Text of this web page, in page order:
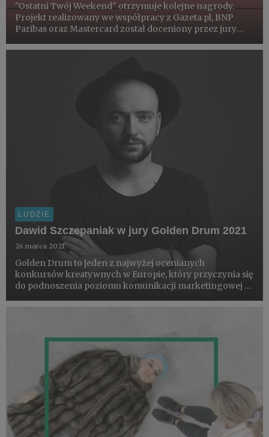
"Ostatni Twój Weekend" otrzymuje kolejne nagrody.
Projekt realizowany we współpracy z Gazeta.pl, BNP
Paribas oraz Mastercard został doceniony przez jury
kategorii Print oraz dwie srebrne nagrody w
LUDZIE
Dawid Szczepaniak w jury Golden Drum 2021
26 marca 2021
Golden Drum to jeden z najwyżej ocenianych
konkursów kreatywnych w Europie, który przyczynia się
do podnoszenia poziomu komunikacji marketingowej w
transparentności w reklamie. W tym roku do składu jury